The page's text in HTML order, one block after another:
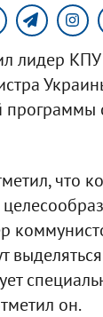
лидер
что
он.